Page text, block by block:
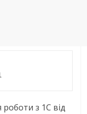
з 1С від